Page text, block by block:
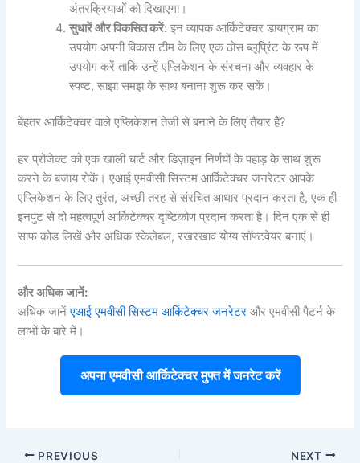
अंतरक्रियाओं को दिखाएगा।
सुधारें और विकसित करें: इन व्यापक आर्किटेक्चर डायग्राम का
उपयोग अपनी विकास टीम के लिए एक ठोस ब्लूप्रिंट के रूप में
उपयोग करें ताकि उन्हें एप्लिकेशन के संरचना और व्यवहार के
स्पष्ट, साझा समझ के साथ बनाना शुरू कर सकें।
बेहतर आर्किटेक्चर वाले एप्लिकेशन तेजी से बनाने के लिए तैयार हैं?
हर प्रोजेक्ट को एक खाली चार्ट और डिज़ाइन निर्णयों के पहाड़ के साथ शुरू
करने के बजाय रोकें। एआई एमवीसी सिस्टम आर्किटेक्चर जनरेटर आपके
एप्लिकेशन के लिए तुरंत, अच्छी तरह से संरचित आधार प्रदान करता है, एक ही
इनपुट से दो महत्वपूर्ण आर्किटेक्चर दृष्टिकोण प्रदान करता है। दिन एक से ही
साफ कोड लिखें और अधिक स्केलेबल, रखरखाव योग्य सॉफ्टवेयर बनाएं।
और अधिक जानें:
अधिक जानेंएआई एमवीसी सिस्टम आर्किटेक्चर जनरेटर और एमवीसी पैटर्न के
लाभों के बारे में।
अपना एमवीसी आर्किटेक्चर मुफ्त में जनरेट करें
PREVIOUS NEXT